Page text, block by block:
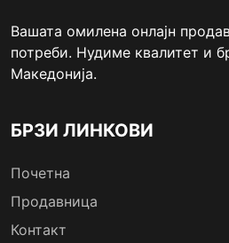
Вашата омилена онлајн
потреби. Нудиме квалитет и
Македонија.
БРЗИ ЛИНКОВИ
Почетна
Продавница
Контакт